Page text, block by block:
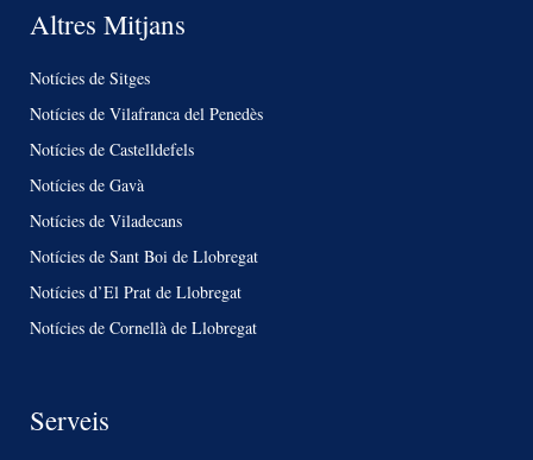
Altres Mitjans
Notícies de Sitges
Notícies de Vilafranca del Penedès
Notícies de Castelldefels
Notícies de Gavà
Notícies de Viladecans
Notícies de Sant Boi de Llobregat
Notícies d’El Prat de Llobregat
Notícies de Cornellà de Llobregat
Serveis